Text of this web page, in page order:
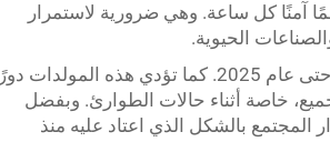
آمنًا كل ساعة. وهي ضرورية لاستمرار
الحيوية.
وأخيرًا، نحن بحاجة مُلحّة إلى مولدات محطات التوليد على الأقل حتى عام 2025. كما تؤدي هذه المولدات دورًا
خاصة أثناء حالات الطوارئ. وبفضل
المجتمع بالشكل الذي اعتاد عليه منذ